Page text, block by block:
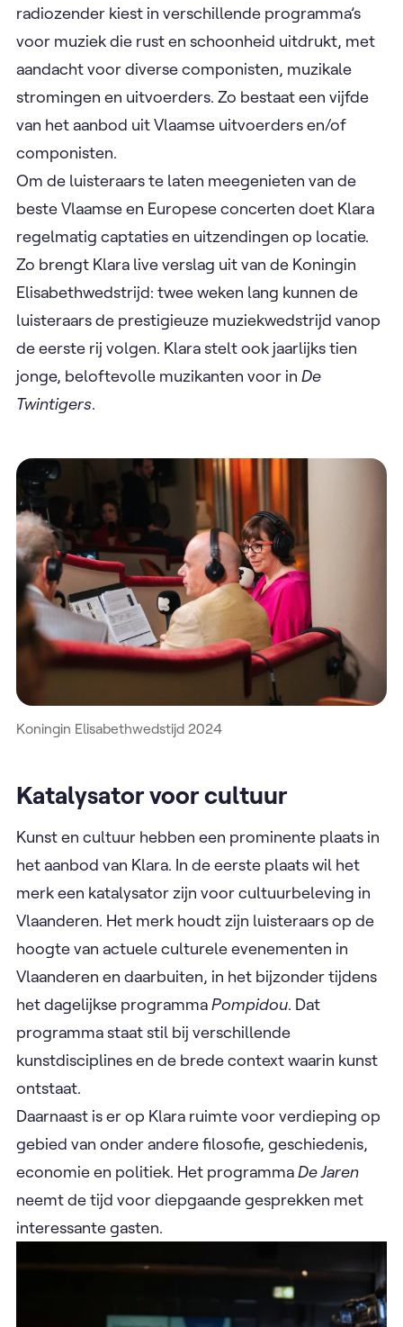
radiozender kiest in verschillende programma’s
voor muziek die rust en schoonheid uitdrukt, met
aandacht voor diverse componisten, muzikale
stromingen en uitvoerders. Zo bestaat een vijfde
van het aanbod uit Vlaamse uitvoerders en/of
componisten.
Om de luisteraars te laten meegenieten van de
beste Vlaamse en Europese concerten doet Klara
regelmatig captaties en uitzendingen op locatie.
Zo brengt Klara live verslag uit van de Koningin
Elisabethwedstrijd: twee weken lang kunnen de
luisteraars de prestigieuze muziekwedstrijd vanop
de eerste rij volgen. Klara stelt ook jaarlijks tien
jonge, beloftevolle muzikanten voor in De
Twintigers.
Koningin Elisabethwedstijd 2024
Katalysator voor cultuur
Kunst en cultuur hebben een prominente plaats in
het aanbod van Klara. In de eerste plaats wil het
merk een katalysator zijn voor cultuurbeleving in
Vlaanderen. Het merk houdt zijn luisteraars op de
hoogte van actuele culturele evenementen in
Vlaanderen en daarbuiten, in het bijzonder tijdens
het dagelijkse programmaPompidou. Dat
programma staat stil bij verschillende
kunstdisciplines en de brede context waarin kunst
ontstaat.
Daarnaast is er op Klara ruimte voor verdieping op
gebied van onder andere filosofie, geschiedenis,
economie en politiek. Het programmaDe Jaren
neemt de tijd voor diepgaande gesprekken met
interessante gasten.